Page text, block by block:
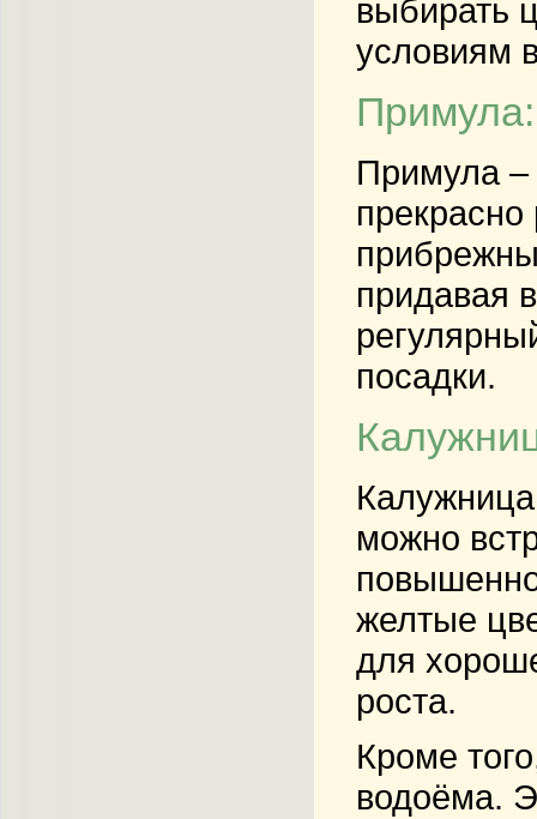
выбирать
условиям
Примула –
придавая
посадки.
можно
желтые
для
роста.
Кроме
водоёма.